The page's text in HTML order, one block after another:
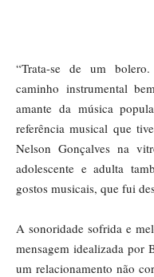
“Trata-se de um
caminho instrumental
amante da música
referência musical que
Nelson Gonçalves na
adolescente e adulta
gostos musicais, que fui
A sonoridade sofrida e
mensagem idealizada por
um relacionamento não